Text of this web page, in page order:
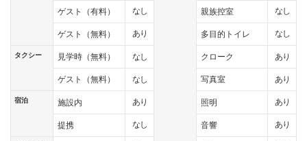
ゲスト（有料） なし
ゲスト（無料） あり
タクシー 見学時（無料） なし
ゲスト（無料） なし
宿泊 施設内 あり
提携 なし
親族控室 なし
多目的トイレ なし
クローク あり
写真室 あり
照明 あり
音響 あり